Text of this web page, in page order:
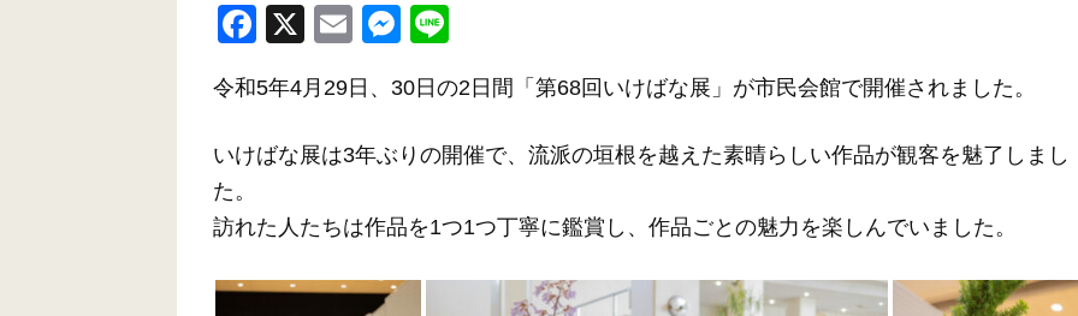
F
c
e
b
o
k
X
E
ail
M
ss
e
n
g
e
令和5年4月29日、30日の2日間「第68回いけばな展」が市民会館で開催されました。
いけばな展は3年ぶりの開催で、流派の垣根を越えた素晴らしい作品が観客を魅了しまし
た。
訪れた人たちは作品を1つ1つ丁寧に鑑賞し、作品ごとの魅力を楽しんでいました。